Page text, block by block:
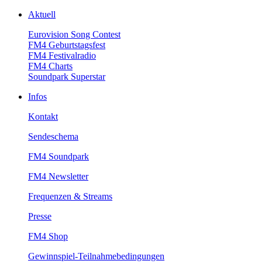
Aktuell
EurovisionSongContest
FM4Geburtstagsfest
FM4Festivalradio
FM4Charts
SoundparkSuperstar
Infos
Kontakt
Sendeschema
FM4Soundpark
FM4Newsletter
Frequenzen&Streams
Presse
FM4Shop
Gewinnspiel-Teilnahmebedingungen